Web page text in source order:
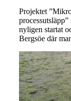
Projektet
nyligen startat
Bergsöe där